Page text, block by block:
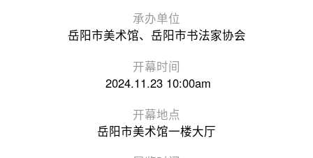
承办单位
岳阳市美术馆、岳阳市书法家协会
开幕时间
2024.11.23 10:00am
开幕地点
岳阳市美术馆一楼大厅